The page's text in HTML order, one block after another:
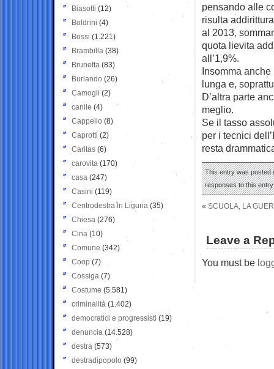
pensando alle
risulta
al 2013,
quota lievita
all’1,9%.
Insomma
lunga e,
D’altra parte
meglio.
Se il tasso
per i tecnici
resta
This entry was posted
responses to this
« SCUOLA, LA
Leave a
You must be
Biasotti (12)
Boldrini (4)
Bossi (1.221)
Brambilla (38)
Brunetta (83)
Burlando (26)
Camogli (2)
canile (4)
Cappello (8)
Caprotti (2)
Caritas (6)
carovita (170)
casa (247)
Casini (119)
Centrodestra in Liguria (35)
Chiesa (276)
Cina (10)
Comune (342)
Coop (7)
Cossiga (7)
Costume (5.581)
criminalità (1.402)
democratici e progressisti (19)
denuncia (14.528)
destra (573)
destradipopolo (99)